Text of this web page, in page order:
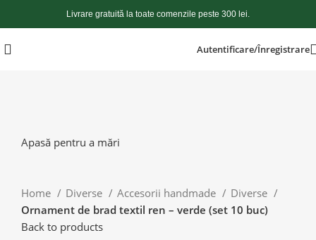
Livrare gratuită la toate comenzile peste 300 lei.
Autentificare/Înregistrare
Apasă pentru a mări
Home Diverse Accesorii handmade
Diverse
Ornament de brad textil ren – verde (set 10 buc)
Back to products